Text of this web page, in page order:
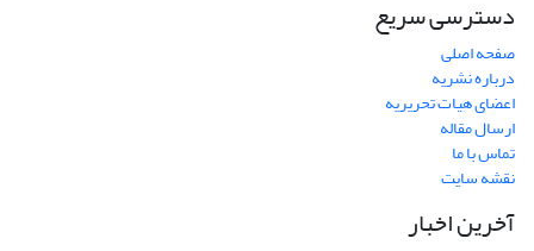
دسترسی سریع
صفحه اصلی
درباره نشریه
اعضای هیات تحریریه
ارسال مقاله
تماس با ما
نقشه سایت
آخرین اخبار